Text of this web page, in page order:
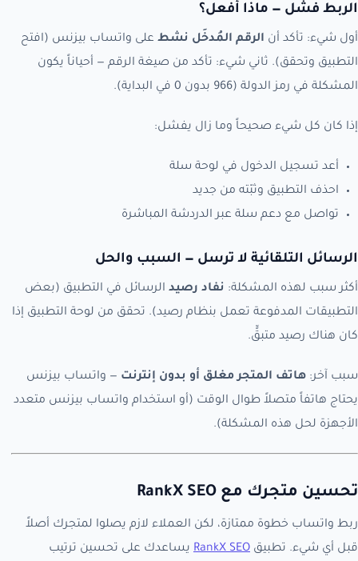
الربط فشل — ماذا أفعل؟
أول شيء: تأكد أن الرقم المُدخَل نشط على واتساب بيزنس (افتح
التطبيق وتحقق). ثاني شيء: تأكد من صيغة الرقم — أحياناً يكون
المشكلة في رمز الدولة (966 بدون 0 في البداية).
إذا كان كل شيء صحيحاً وما زال يفشل:
أعد تسجيل الدخول في لوحة سلة
احذف التطبيق وثبّته من جديد
تواصل مع دعم سلة عبر الدردشة المباشرة
الرسائل التلقائية لا ترسل — السبب والحل
أكثر سبب لهذه المشكلة: نفاد رصيد الرسائل في التطبيق (بعض
التطبيقات المدفوعة تعمل بنظام رصيد). تحقق من لوحة التطبيق إذا
كان هناك رصيد متبقٍّ.
سبب آخر: هاتف المتجر مغلق أو بدون إنترنت — واتساب بيزنس
يحتاج هاتفاً متصلاً طوال الوقت (أو استخدام واتساب بيزنس متعدد
الأجهزة لحل هذه المشكلة).
تحسين متجرك مع RankX SEO
ربط واتساب خطوة ممتازة، لكن العملاء لازم يصلوا لمتجرك أصلاً
قبل أي شيء. تطبيق RankX SEO يساعدك على تحسين ترتيب